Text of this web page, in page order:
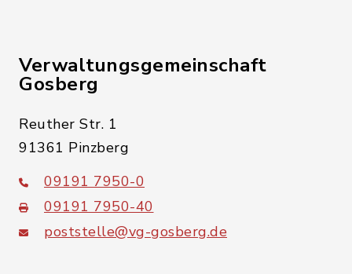
Verwaltungsgemeinschaft
Gosberg
Reuther Str. 1
91361 Pinzberg
09191 7950-0
09191 7950-40
poststelle@vg-gosberg.de